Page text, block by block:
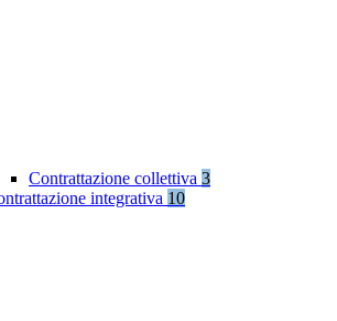
Contrattazione collettiva 3
integrativa 10